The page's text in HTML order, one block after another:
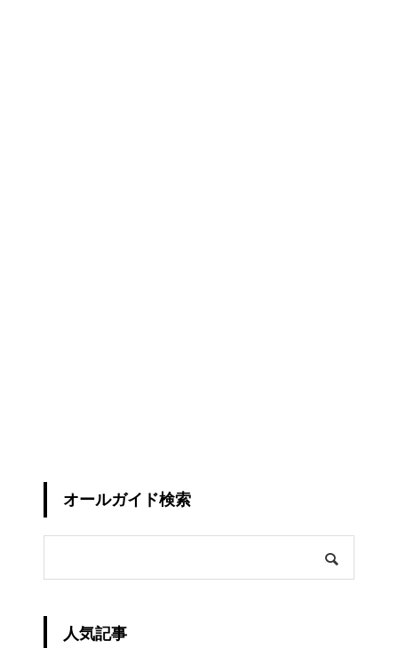
オールガイド検索
人気記事